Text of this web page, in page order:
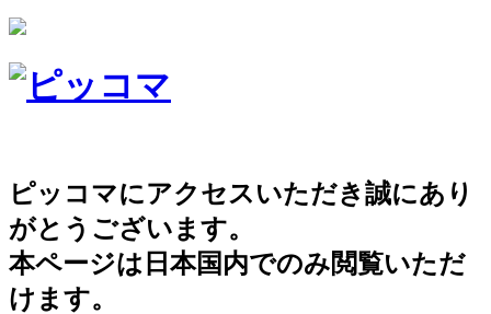
ピッコマにアクセスいただき誠にあり
がとうございます。
本ページは日本国内でのみ閲覧いただ
けます。